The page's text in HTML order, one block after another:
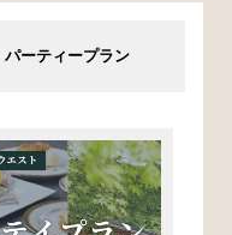
ーティープラン